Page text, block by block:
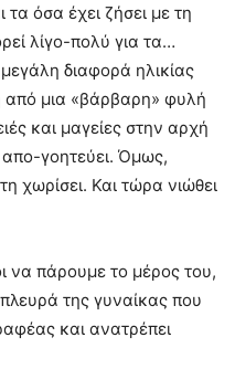
όσα έχει ζήσει με τη
λίγο-πολύ για τα…
διαφορά ηλικίας
μια «βάρβαρη» φυλή
και μαγείες στην αρχή
απο-γοητεύει. Όμως,
χωρίσει. Και τώρα νιώθει
να πάρουμε το μέρος του,
της γυναίκας που
και ανατρέπει